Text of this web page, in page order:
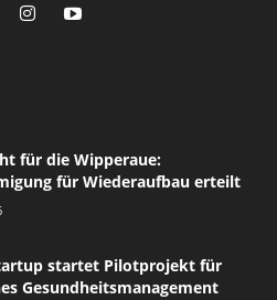
für die Wipperaue:
für Wiederaufbau erteilt
startet Pilotprojekt für
Gesundheitsmanagement